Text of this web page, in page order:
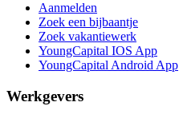
Aanmelden
Zoek een bijbaantje
Zoek vakantiewerk
YoungCapital IOS App
YoungCapital Android App
Werkgevers